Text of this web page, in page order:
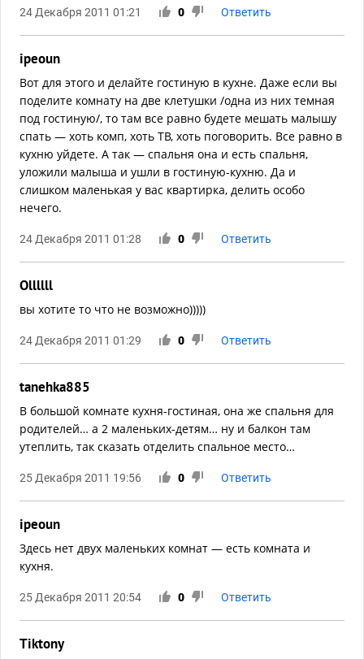
24 Декабря 2011 01:21 0 Ответить
ipeoun
Вот для этого и делайте гостиную в кухне. Даже если вы
поделите комнату на две клетушки /одна из них темная
под гостиную/, то там все равно будете мешать малышу
спать — хоть комп, хоть ТВ, хоть поговорить. Все равно в
кухню уйдете. А так — спальня она и есть спальня,
уложили малыша и ушли в гостиную-кухню. Да и
слишком маленькая у вас квартирка, делить особо
нечего.
24 Декабря 2011 01:28 0 Ответить
Ollllll
вы хотите то что не возможно)))))
24 Декабря 2011 01:29 0 Ответить
tanehka885
В большой комнате кухня-гостиная, она же спальня для
родителей… а 2 маленьких-детям… ну и балкон там
утеплить, так сказать отделить спальное место…
25 Декабря 2011 19:56 0 Ответить
ipeoun
Здесь нет двух маленьких комнат — есть комната и
кухня.
25 Декабря 2011 20:54 0 Ответить
Tiktony